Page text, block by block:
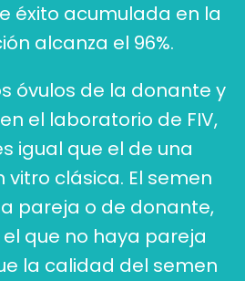
éxito acumulada en la
alcanza el 96%.
óvulos de la donante y
el laboratorio de FIV,
igual que el de una
vitro clásica. El semen
pareja o de donante,
que no haya pareja
la calidad del semen